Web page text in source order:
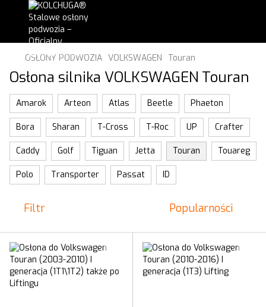
OSŁONY PODWOZIA VOLKSWAGEN Touran
Osłona silnika VOLKSWAGEN Touran
Amarok Arteon Atlas Beetle Phaeton
Bora Sharan T-Cross T-Roc UP Crafter
Caddy Golf Tiguan Jetta Touran Touareg
Polo Transporter Passat ID
Filtr Popularności